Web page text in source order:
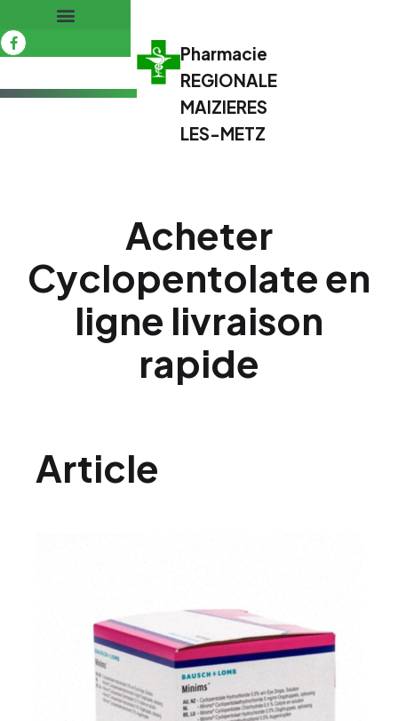
Pharmacie
REGIONALE
MAIZIERES
LES-METZ
Acheter
Cyclopentolate en
ligne livraison
rapide
Article